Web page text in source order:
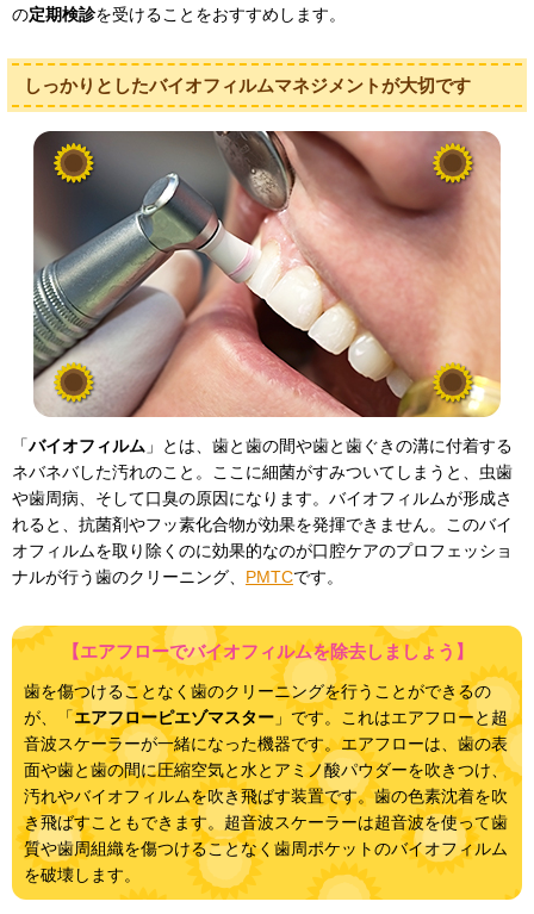
の定期検診を受けることをおすすめします。
しっかりとしたバイオフィルムマネジメントが大切です
「バイオフィルム 」とは、歯と歯の間や歯と歯ぐきの溝に付着する
ネバネバした汚れのこと。ここに細菌がすみついてしまうと、虫歯
や歯周病、そして口臭の原因になります。バイオフィルムが形成さ
れると、抗菌剤やフッ素化合物が効果を発揮できません。このバイ
オフィルムを取り除くのに効果的なのが口腔ケアのプロフェッショ
ナルが行う歯のクリーニング、 PMTCです。
【エアフローでバイオフィルムを除去しましょう】
歯を傷つけることなく歯のクリーニングを行うことができるの
が、「エアフローピエゾマスター 」です。これはエアフローと超
音波スケーラーが一緒になった機器です。エアフローは、歯の表
面や歯と歯の間に圧縮空気と水とアミノ酸パウダーを吹きつけ、
汚れやバイオフィルムを吹き飛ばす装置です。歯の色素沈着を吹
き飛ばすこともできます。超音波スケーラーは超音波を使って歯
質や歯周組織を傷つけることなく歯周ポケットのバイオフィルム
を破壊します。